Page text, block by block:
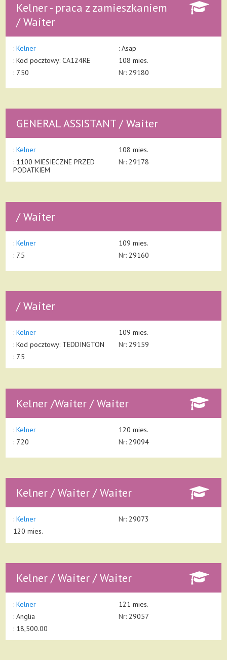
Kelner - praca z zamieszkaniem
/ Waiter
:Kelner
:Kod pocztowy: CA124RE
: 7.50
: Asap
108 mies.
Nr: 29180
GENERAL ASSISTANT / Waiter
:Kelner
: 1100 MIESIECZNE PRZED
PODATKIEM
108 mies.
Nr: 29178
/ Waiter
:Kelner
: 7.5
109 mies.
Nr: 29160
/ Waiter
:Kelner
:Kod pocztowy: TEDDINGTON
: 7.5
109 mies.
Nr: 29159
Kelner /Waiter / Waiter
:Kelner
: 7.20
120 mies.
Nr: 29094
Kelner / Waiter / Waiter
:Kelner
120 mies.
Nr: 29073
Kelner / Waiter / Waiter
:Kelner
:Anglia
: 18,500.00
121 mies.
Nr: 29057